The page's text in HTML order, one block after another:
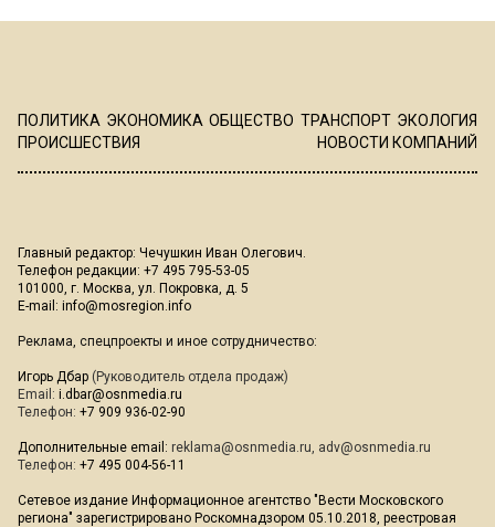
ПОЛИТИКА ЭКОНОМИКА ОБЩЕСТВО ТРАНСПОРТ ЭКОЛОГИЯ
ПРОИСШЕСТВИЯ
НОВОСТИ КОМПАНИЙ
Главный редактор: Чечушкин Иван Олегович.
Телефон редакции: +7 495 795-53-05
101000, г. Москва, ул. Покровка, д. 5
E-mail: info@mosregion.info
Реклама, спецпроекты и иное сотрудничество:
Игорь Дбар (Руководитель отдела продаж)
Email: i.dbar@osnmedia.ru
Телефон: +7 909 936-02-90
Дополнительные email: reklama@osnmedia.ru, adv@osnmedia.ru
Телефон: +7 495 004-56-11
Сетевое издание Информационное агентство "Вести Московского
региона" зарегистрировано Роскомнадзором 05.10.2018, реестровая